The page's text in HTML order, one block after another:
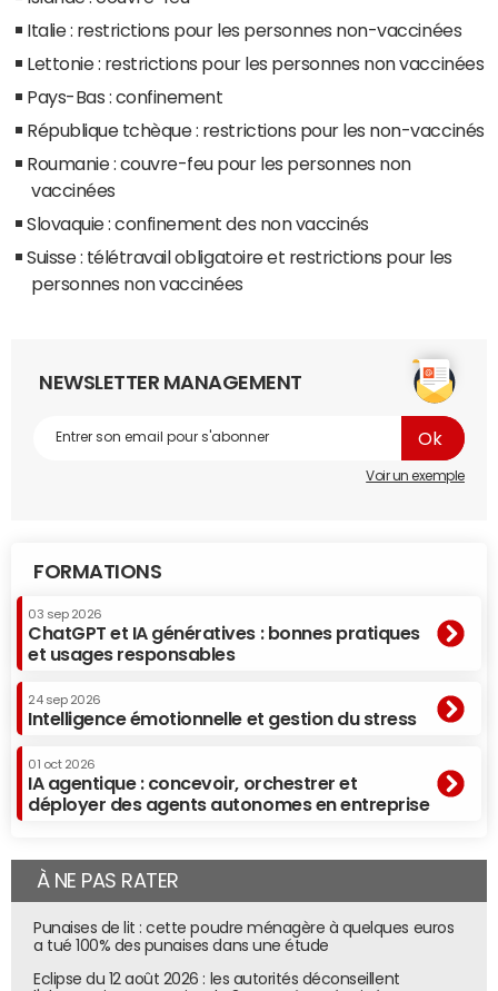
Italie : restrictions pour les personnes non-vaccinées
Lettonie : restrictions pour les personnes non vaccinées
Pays-Bas : confinement
République tchèque : restrictions pour les non-vaccinés
Roumanie : couvre-feu pour les personnes non
vaccinées
Slovaquie : confinement des non vaccinés
Suisse : télétravail obligatoire et restrictions pour les
personnes non vaccinées
NEWSLETTER MANAGEMENT
Voir un exemple
FORMATIONS
03 sep 2026
ChatGPT et IA génératives : bonnes pratiques
et usages responsables
24 sep 2026
Intelligence émotionnelle et gestion du stress
01 oct 2026
IA agentique : concevoir, orchestrer et
déployer des agents autonomes en entreprise
À NE PAS RATER
Punaises de lit : cette poudre ménagère à quelques euros
a tué 100% des punaises dans une étude
Eclipse du 12 août 2026 : les autorités déconseillent